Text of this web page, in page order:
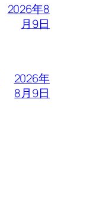
2026年8
月9日
2026年
8月9日